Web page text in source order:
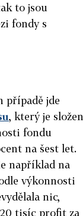
to jsou
fondy s
případě jde
, který je složen
fondu
na šest let.
například na
výkonnosti
nic,
tisíc profit za